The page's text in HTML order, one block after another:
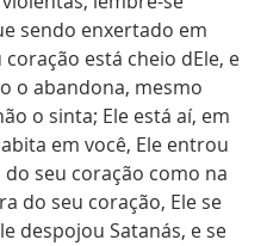
sendo enxertado em
coração está cheio dEle, e
o abandona, mesmo
o sinta; Ele está aí, em
em você, Ele entrou
seu coração como na
do seu coração, Ele se
despojou Satanás, e se